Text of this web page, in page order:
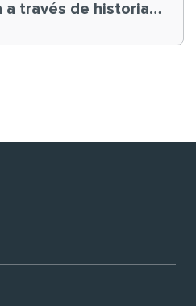
a través de historias